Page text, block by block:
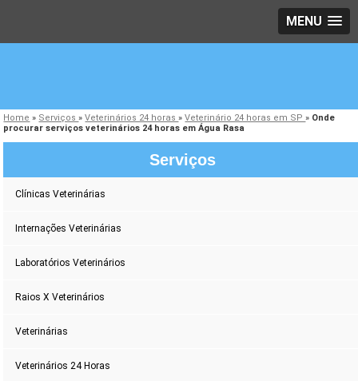
MENU
Home » Serviços»Veterinários 24 horas»Veterinário 24 horas em SP» Onde
procurar serviços veterinários 24 horas em Água Rasa
Serviços
Clínicas Veterinárias
Internações Veterinárias
Laboratórios Veterinários
Raios X Veterinários
Veterinárias
Veterinários 24 Horas